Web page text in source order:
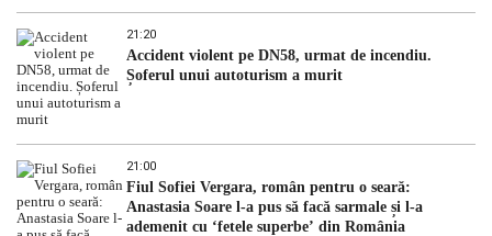
21:20
Accident violent pe DN58, urmat de incendiu.
Șoferul unui autoturism a murit
21:00
Fiul Sofiei Vergara, român pentru o seară:
Anastasia Soare l-a pus să facă sarmale și l-a
ademenit cu ‘fetele superbe’ din România